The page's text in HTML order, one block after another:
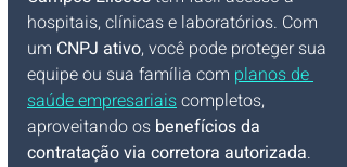
hospitais, clínicas e laboratórios. Com
um CNPJ ativo, você pode proteger sua
equipe ou sua família com planos de
saúde empresariais completos,
aproveitando os benefícios da
contratação via corretora autorizada.